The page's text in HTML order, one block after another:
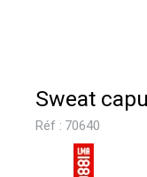
Sweat
Réf : 70640